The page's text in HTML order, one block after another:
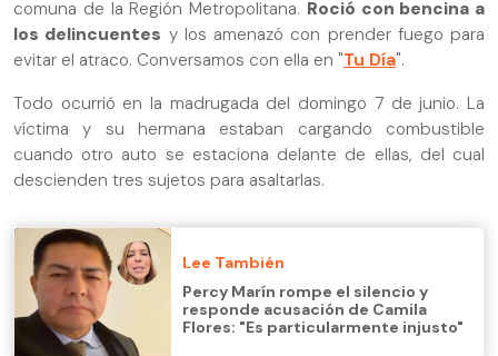
comuna de la Región Metropolitana. Roció con bencina a
los delincuentes y los amenazó con prender fuego para
evitar el atraco. Conversamos con ella en "Tu Día".
Todo ocurrió en la madrugada del domingo 7 de junio. La
víctima y su hermana estaban cargando combustible
cuando otro auto se estaciona delante de ellas, del cual
descienden tres sujetos para asaltarlas.
Lee También
Percy Marín rompe el silencio y
responde acusación de Camila
Flores: "Es particularmente injusto"